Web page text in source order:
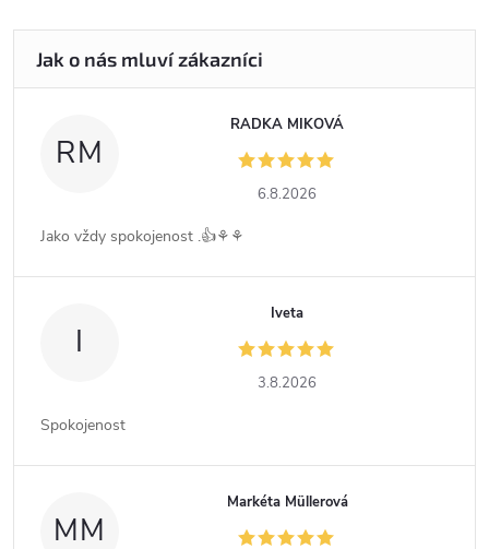
RM
RADKA MIKOVÁ
6.8.2026
Jako vždy spokojenost .👍⚘️⚘️
I
Iveta
3.8.2026
Spokojenost
MM
Markéta Müllerová